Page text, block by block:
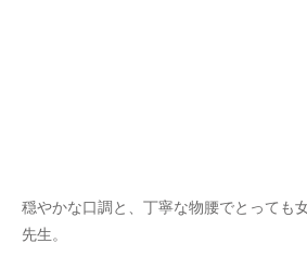
穏やかな口調と、丁寧な物腰でとっても
先生。